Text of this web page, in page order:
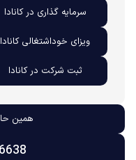
سرمایه گذاری در کانادا
ویزای خوداشتغالی کانادا
ثبت شرکت در کانادا
همین